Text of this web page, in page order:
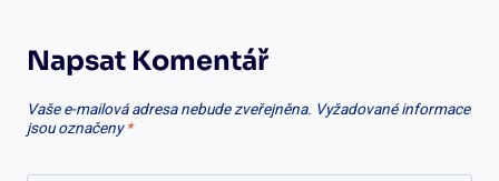
Napsat Komentář
Vaše e-mailová adresa nebude zveřejněna. Vyžadované informace
jsou označeny*